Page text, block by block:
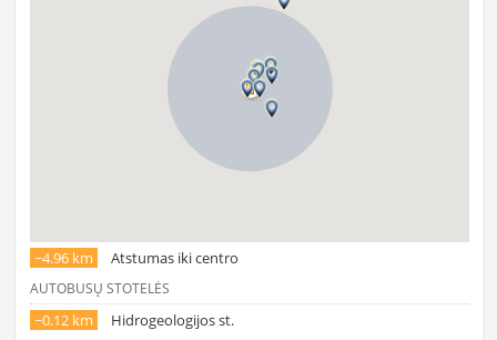
~4.96 km Atstumas iki centro
AUTOBUSŲ STOTELĖS
~0.12 km
Hidrogeologijos st.